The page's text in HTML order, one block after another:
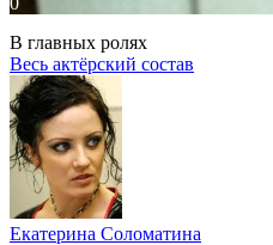
В главных ролях
Весь актёрский состав
Екатерина Соломатина